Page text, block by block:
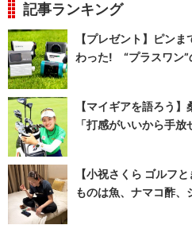
記事ランキング
【プレゼント】ピン
わった! “プラスワン”
【マイギアを語ろう
「打感がいいから手放
【小祝さくら ゴルフ
ものは魚、ナマコ酢、